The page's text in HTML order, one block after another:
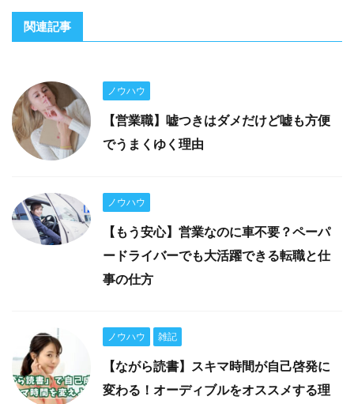
関連記事
ノウハウ
【営業職】嘘つきはダメだけど嘘も方便
でうまくゆく理由
ノウハウ
【もう安心】営業なのに車不要？ペーパ
ードライバーでも大活躍できる転職と仕
事の仕方
ノウハウ 雑記
【ながら読書】スキマ時間が自己啓発に
変わる！オーディブルをオススメする理